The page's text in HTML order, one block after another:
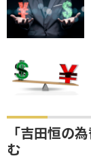
「吉田恒の
む